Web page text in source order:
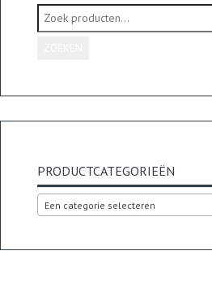
Zoeken
naar:
PRODUCTCATEGORIEËN
Een categorie selecteren